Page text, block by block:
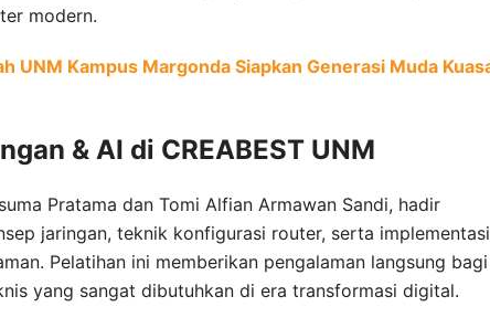
modern.
UNM Kampus Margonda Siapkan Generasi Muda
& AI di CREABEST UNM
Pratama dan Tomi Alfian Armawan Sandi, hadir
jaringan, teknik konfigurasi router, serta implementasi
Pelatihan ini memberikan pengalaman langsung bagi
yang sangat dibutuhkan di era transformasi digital.